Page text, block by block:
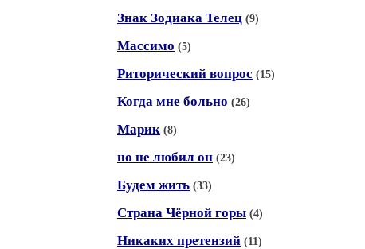
Знак Зодиака Телец (9)
Массимо (5)
Риторический вопрос (15)
Когда мне больно (26)
Марик (8)
но не любил он (23)
Будем жить (33)
Страна Чёрной горы (4)
Никаких претензий (11)